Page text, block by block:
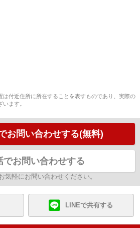
付近住所に所在することを表すものであり、実際の
ます。
お問い合わせする(無料)
でお問い合わせする
気軽にお問い合わせください。
LINEで共有する